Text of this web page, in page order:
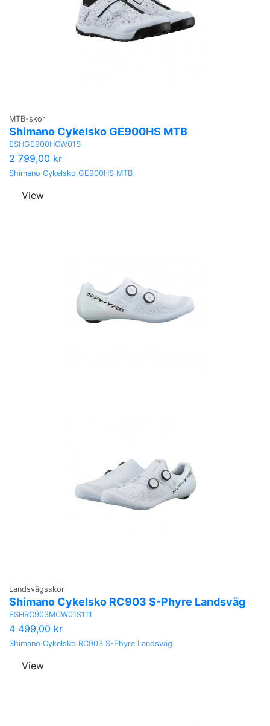
MTB-skor
Shimano Cykelsko GE900HS MTB
ESHGE900HCW01S
2 799,00 kr
Shimano Cykelsko GE900HS MTB
View
Landsvägsskor
Shimano Cykelsko RC903 S-Phyre Landsväg
ESHRC903MCW01S111
4 499,00 kr
Shimano Cykelsko RC903 S-Phyre Landsväg
View